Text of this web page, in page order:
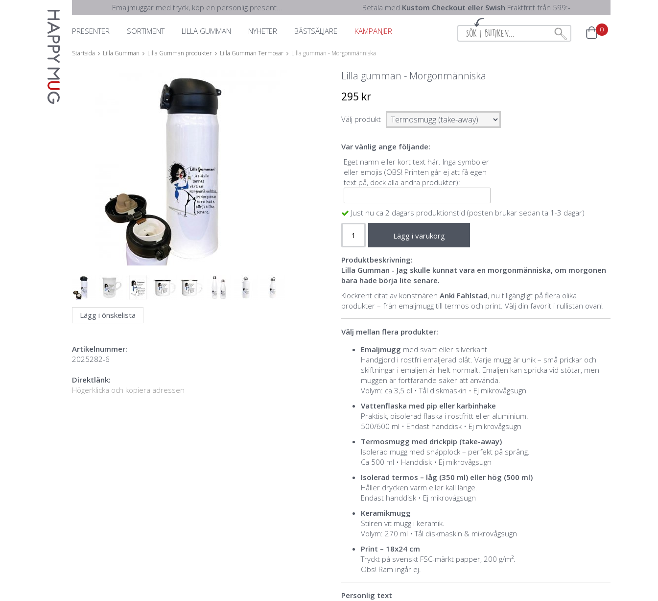
Emaljmuggar med tryck, köp en personlig present... Betala med Kustom Checkout eller Swish Fraktfritt från 599:-
PRESENTER SORTIMENT LILLA GUMMAN NYHETER BÄSTSÄLJARE KAMPANJER 0
Startsida Lilla Gumman Lilla Gumman produkter Lilla Gumman Termosar Lilla gumman - Morgonmänniska
Lilla gumman - Morgonmänniska
295 kr
Välj produkt
Var vänlig ange följande:
Eget namn eller kort text här. Inga symboler
eller emojis (OBS! Printen går ej att få egen
text på, dock alla andra produkter):
Just nu ca 2 dagars produktionstid (posten brukar sedan ta 1-3 dagar)
Lägg i varukorg
Produktbeskrivning:
Lilla Gumman - Jag skulle kunnat vara en morgonmänniska, om morgonen
bara hade börja lite senare.
Klockrent citat av konstnären Anki Fahlstad, nu tillgängligt på flera olika
produkter – från emaljmugg till termos och print. Välj din favorit i rullistan ovan!
Välj mellan flera produkter:
Emaljmugg med svart eller silverkant
Handgjord i rostfri emaljerad plåt. Varje mugg är unik – små prickar och
skiftningar i emaljen är helt normalt. Emaljen kan spricka vid stötar, men
muggen är fortfarande säker att använda.
Volym: ca 3,5 dl • Tål diskmaskin • Ej mikrovågsugn
Vattenflaska med pip eller karbinhake
Praktisk, oisolerad flaska i rostfritt eller aluminium.
500/600 ml • Endast handdisk • Ej mikrovågsugn
Termosmugg med drickpip (take-away)
Isolerad mugg med snäpplock – perfekt på språng.
Ca 500 ml • Handdisk • Ej mikrovågsugn
Isolerad termos – låg (350 ml) eller hög (500 ml)
Håller drycken varm eller kall länge.
Endast handdisk • Ej mikrovågsugn
Keramikmugg
Stilren vit mugg i keramik.
Volym: 270 ml • Tål diskmaskin & mikrovågsugn
Print – 18x24 cm
Tryckt på svenskt FSC-märkt papper, 200 g/m².
Obs! Ram ingår ej.
Personlig text
Lägg i önskelista
Artikelnummer:
2025282-6
Direktlänk:
Högerklicka och kopiera adressen